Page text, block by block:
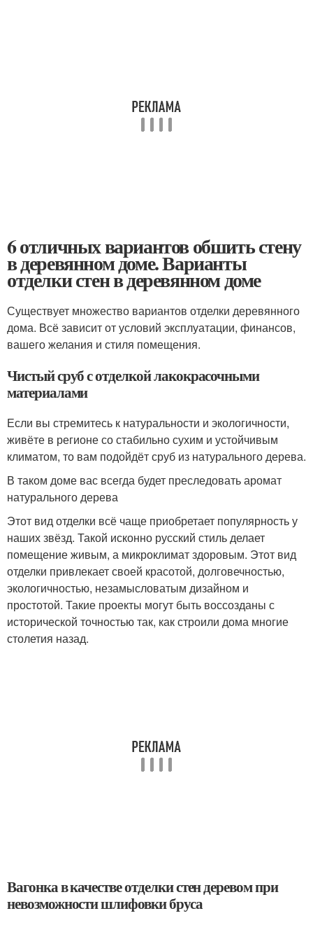
6 отличных вариантов обшить стену
в деревянном доме. Варианты
отделки стен в деревянном доме
Существует множество вариантов отделки деревянного
дома. Всё зависит от условий эксплуатации, финансов,
вашего желания и стиля помещения.
Чистый сруб с отделкой лакокрасочными
материалами
Если вы стремитесь к натуральности и экологичности,
живёте в регионе со стабильно сухим и устойчивым
климатом, то вам подойдёт сруб из натурального дерева.
В таком доме вас всегда будет преследовать аромат
натурального дерева
Этот вид отделки всё чаще приобретает популярность у
наших звёзд. Такой исконно русский стиль делает
помещение живым, а микроклимат здоровым. Этот вид
отделки привлекает своей красотой, долговечностью,
экологичностью, незамысловатым дизайном и
простотой. Такие проекты могут быть воссозданы с
исторической точностью так, как строили дома многие
столетия назад.
Вагонка в качестве отделки стен деревом при
невозможности шлифовки бруса